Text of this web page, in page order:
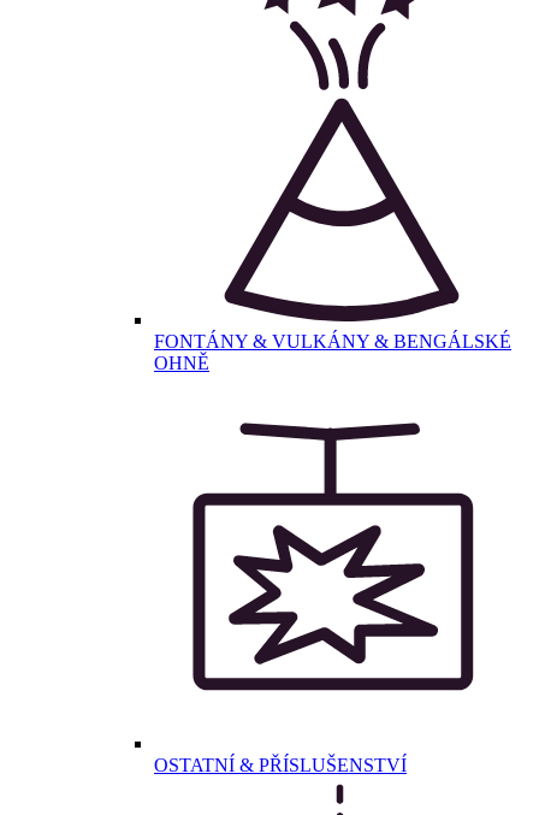
FONTÁNY & VULKÁNY & BENGÁLSKÉ
OHNĚ
OSTATNÍ & PŘÍSLUŠENSTVÍ